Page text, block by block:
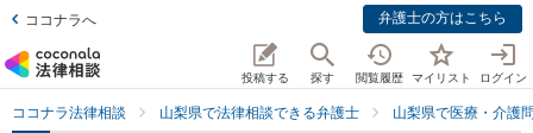
ココナラへ 弁護士の方はこちら
投稿する 探す 閲覧履歴 マイリスト ログイン
ココナラ法律相談 山梨県で法律相談できる弁護士 山梨県で医療・介護